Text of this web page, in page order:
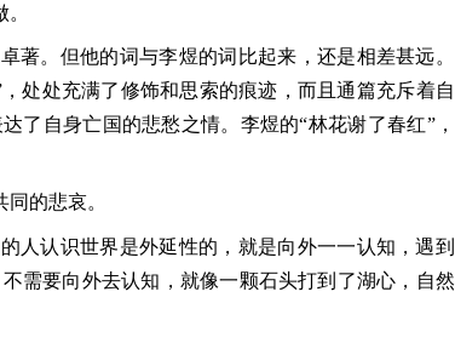
著。但他的词与李煜的词比起来，还是相差甚远。
处处充满了修饰和思索的痕迹，而且通篇充斥着自
了自身亡国的悲愁之情。李煜的“林花谢了春红”，
的悲哀。
人认识世界是外延性的，就是向外一一认知，遇到
需要向外去认知，就像一颗石头打到了湖心，自然